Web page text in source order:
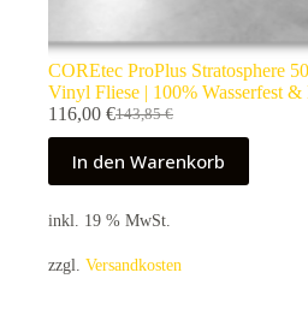
COREtec ProPlus Stratosphere
Vinyl Fliese | 100% Wasserfest &
143,85€
Ursprünglicher
war:
143,85 €
116,00 €Aktueller
ist:
116,00 €.
In den Warenkorb
inkl. 19 % MwSt.
zzgl. Versandkosten